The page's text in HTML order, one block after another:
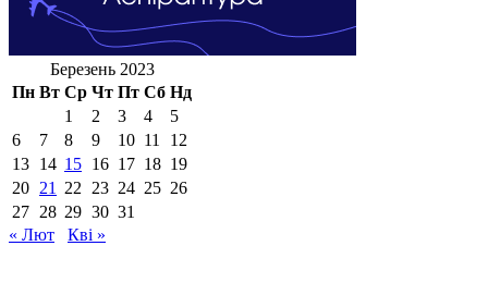
Березень 2023
Пн Вт Ср Чт Пт Сб Нд
1
2 3 4
5
6
7 8 9 10 11
12
13 14 15 16 17 18 19
20 21 22 23 24 25 26
27 28 29 30 31
« Лют
Кві »